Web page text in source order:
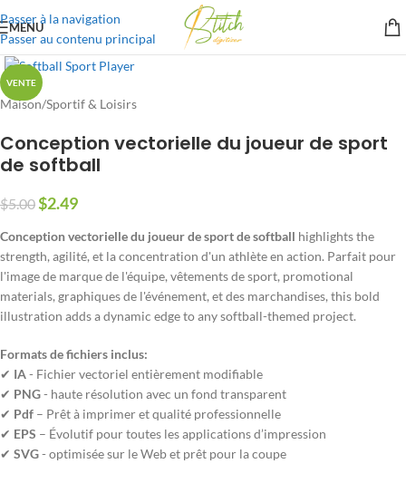
Passer à la navigation
Passer au contenu principal
MENU
VENTE
Maison/Sportif & Loisirs
Conception vectorielle du joueur de sport
de softball
$5.00$2.49
Conception vectorielle du joueur de sport de softball highlights the
strength, agilité, et la concentration d'un athlète en action. Parfait pour
l'image de marque de l'équipe, vêtements de sport, promotional
materials, graphiques de l'événement, et des marchandises,this bold
illustration adds a dynamic edge to any softball-themed project.
Formats de fichiers inclus:
✔ IA- Fichier vectoriel entièrement modifiable
✔ PNG- haute résolution avec un fond transparent
✔ Pdf – Prêt à imprimer et qualité professionnelle
✔ EPS – Évolutif pour toutes les applications d’impression
✔ SVG- optimisée sur le Web et prêt pour la coupe